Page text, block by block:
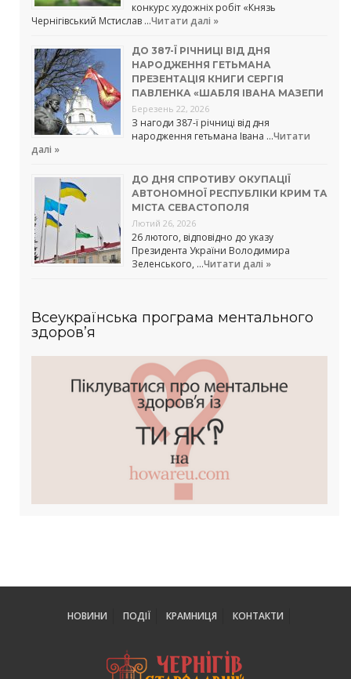
конкурс художніх робіт «Князь
Чернігівський Мстислав …Читати далі »
ДО 387-Ї РІЧНИЦІ ВІД ДНЯ
НАРОДЖЕННЯ ГЕТЬМАНА
ПРЕЗЕНТАЦІЯ КНИГИ СЕРГІЯ
ПАВЛЕНКА «ШАБЛЯ ІВАНА МАЗЕПИ
Березень 22, 2026
З нагоди 387-ї річниці від дня
народження гетьмана Івана …Читати
далі »
ДО ДНЯ СПРОТИВУ ОКУПАЦІЇ
АВТОНОМНОЇ РЕСПУБЛІКИ КРИМ ТА
МІСТА СЕВАСТОПОЛЯ
Лютий 26, 2026
26 лютого, відповідно до указу
Президента України Володимира
Зеленського, …Читати далі »
Всеукраїнська програма ментального
здоров’я
НОВИНИ ПОДІЇ КРАМНИЦЯ КОНТАКТИ